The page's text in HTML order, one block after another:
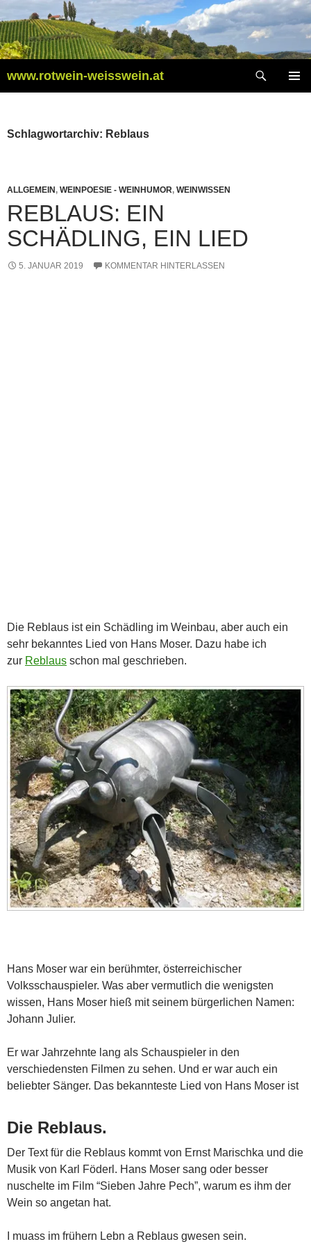
Inhalt
springen
www.rotwein-weisswein.at
Schlagwortarchiv: Reblaus
ALLGEMEIN , WEINPOESIE - WEINHUMOR, WEINWISSEN
REBLAUS: EIN
SCHÄDLING, EIN LIED
5. JANUAR 2019 KOMMENTAR HINTERLASSEN
Die Reblaus ist ein Schädling im Weinbau, aber auch ein
sehr bekanntes Lied von Hans Moser. Dazu habe ich
zur Reblaus schon mal geschrieben.
Hans Moser war ein berühmter, österreichischer
Volksschauspieler. Was aber vermutlich die wenigsten
wissen, Hans Moser hieß mit seinem bürgerlichen Namen:
Johann Julier.
Er war Jahrzehnte lang als Schauspieler in den
verschiedensten Filmen zu sehen. Und er war auch ein
beliebter Sänger. Das bekannteste Lied von Hans Moser ist
Die Reblaus.
Der Text für die Reblaus kommt von Ernst Marischka und die
Musik von Karl Föderl. Hans Moser sang oder besser
nuschelte im Film “Sieben Jahre Pech”, warum es ihm der
Wein so angetan hat.
I muass im frühern Lebn a Reblaus gwesen sein.